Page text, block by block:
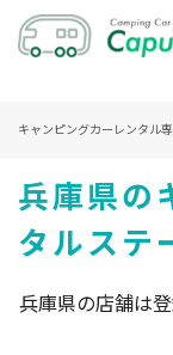
キャンピングカーレンタル
兵庫県の
タルステ
兵庫県の店舗は